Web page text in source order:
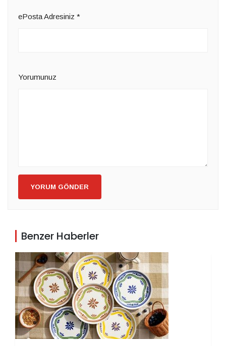
ePosta Adresiniz *
Yorumunuz
YORUM GÖNDER
Benzer Haberler